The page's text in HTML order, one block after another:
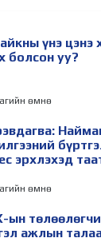
үнэ цэнэ
болсон уу?
өмнө
эрхлэхэд
өмнө
ын
ажлын